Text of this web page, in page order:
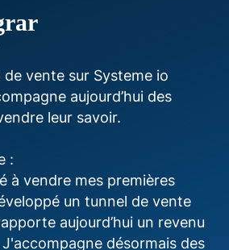
vente sur Systeme io
aujourd’hui des
leur savoir.
:
à vendre mes premières
un tunnel de vente
aujourd’hui un revenu
désormais des